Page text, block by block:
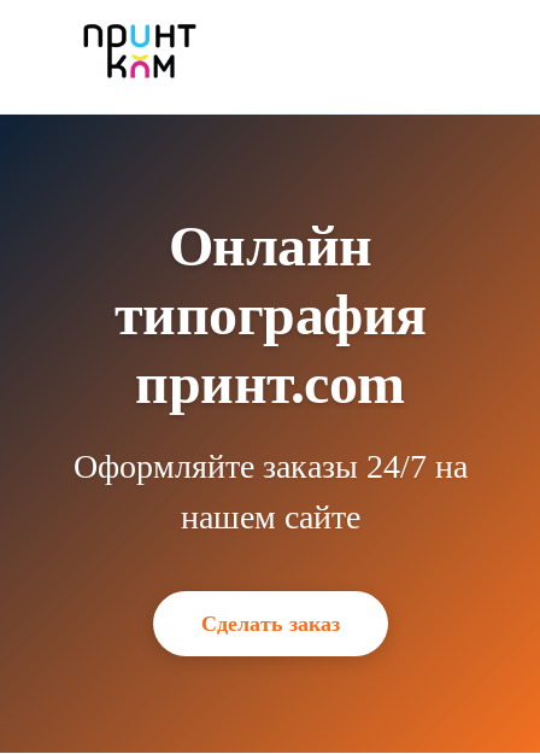
Онлайн
типография
принт.com
Оформляйте заказы 24/7 на
нашем сайте
Сделать заказ